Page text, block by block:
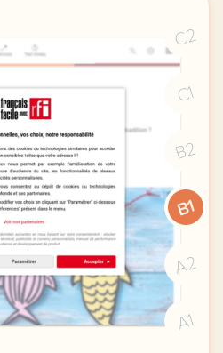
C2
C1
B2
B1
A2
A1